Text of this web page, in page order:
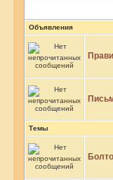
Объявления
Темы